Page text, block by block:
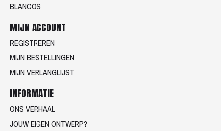
BLANCOS
MIJN ACCOUNT
REGISTREREN
MIJN BESTELLINGEN
MIJN VERLANGLIJST
INFORMATIE
ONS VERHAAL
JOUW EIGEN ONTWERP?